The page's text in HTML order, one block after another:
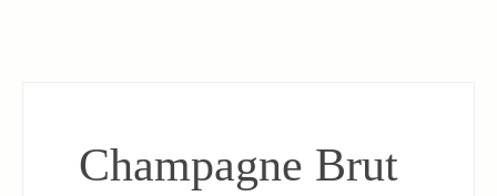
Champagne Brut